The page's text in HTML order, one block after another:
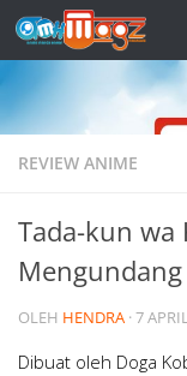
Skip to content
REVIEW ANIME
Tada-kun wa
OLEH HENDRA ·7
Dibuat oleh Doga